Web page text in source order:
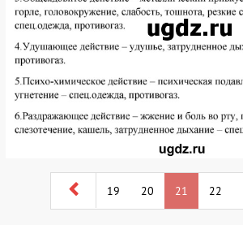
19 20 21 22